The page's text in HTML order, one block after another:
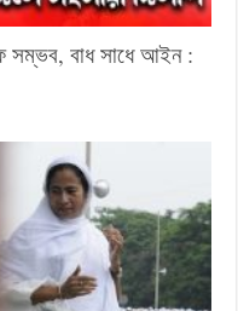
সম্ভব, বাধ সাধে আইন :